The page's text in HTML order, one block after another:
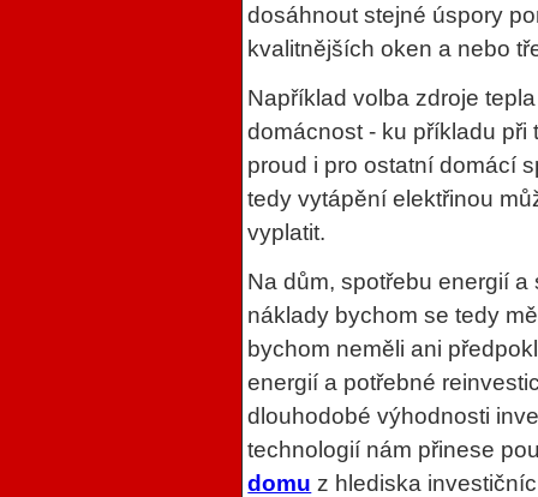
dosáhnout stejné úspory
kvalitnějších oken a nebo
Například volba zdroje
domácnost - ku příkladu
proud i pro ostatní domácí
tedy vytápění elektřinou
vyplatit.
Na dům, spotřebu energií
náklady bychom se tedy
bychom neměli ani
energií a potřebné
dlouhodobé výhodnosti
technologií nám přinese
domu z hlediska